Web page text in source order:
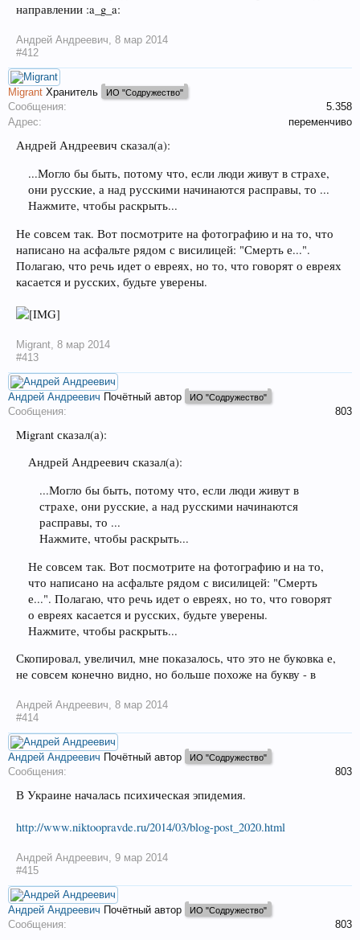
направлении :a_g_a:
Андрей Андреевич, 8 мар 2014
#412
Migrant Хранитель ИО "Содружество"
Сообщения:
5.358
Адрес:
переменчиво
Андрей Андреевич сказал(а):
...Могло бы быть, потому что, если люди живут в страхе,
они русские, а над русскими начинаются расправы, то ...
Нажмите, чтобы раскрыть...
Не совсем так. Вот посмотрите на фотографию и на то, что
написано на асфальте рядом с висилицей: "Смерть е...".
Полагаю, что речь идет о евреях, но то, что говорят о евреях
касается и русских, будьте уверены.
Migrant 8 мар 2014
#413
Андрей Андреевич Почётный автор ИО "Содружество"
Сообщения: 803
Migrant сказал(а):
Андрей Андреевич сказал(а):
...Могло бы быть, потому что, если люди живут в
страхе, они русские, а над русскими начинаются
расправы, то ...
Нажмите, чтобы раскрыть...
Не совсем так. Вот посмотрите на фотографию и на то,
что написано на асфальте рядом с висилицей: "Смерть
е...". Полагаю, что речь идет о евреях, но то, что говорят
о евреях касается и русских, будьте уверены.
Нажмите, чтобы раскрыть...
Скопировал, увеличил, мне показалось, что это не буковка е,
не совсем конечно видно, но больше похоже на букву - в
Андрей Андреевич, 8 мар 2014
#414
Андрей Андреевич Почётный автор ИО "Содружество"
Сообщения: 803
В Украине началась психическая эпидемия.
http://www.niktoopravde.ru/2014/03/blog-post_2020.html
Андрей Андреевич, 9 мар 2014
#415
Андрей Андреевич Почётный автор ИО "Содружество"
Сообщения: 803